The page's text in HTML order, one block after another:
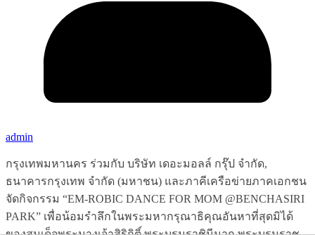
admin
กรุงเทพมหานคร ร่วมกับ บริษัท เดอะมอลล์ กรุ๊ป จำกัด,
ธนาคารกรุงเทพ จำกัด (มหาชน) และภาคีเครือข่ายภาคเอกชน
จัดกิจกรรม “EM-ROBIC DANCE FOR MOM @BENCHASIRI
PARK” เพื่อน้อมรำลึกในพระมหากรุณาธิคุณอันหาที่สุดมิได้